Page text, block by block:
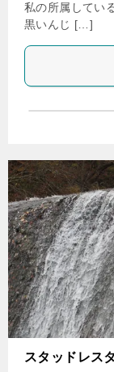
私の所属してい
黒いんじ […]
スタッドレス